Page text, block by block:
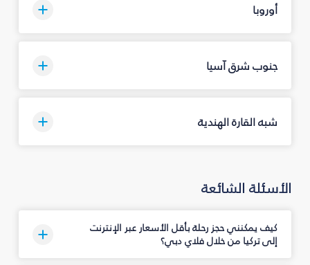
أوروبا
جنوب شرق آسيا
شبه القارة الهندية
الأسئلة الشائعة
كيف يمكنني حجز رحلة بأقل الأسعار عبر الإنترنت
إلى تركيا من خلال فلاي دبي؟